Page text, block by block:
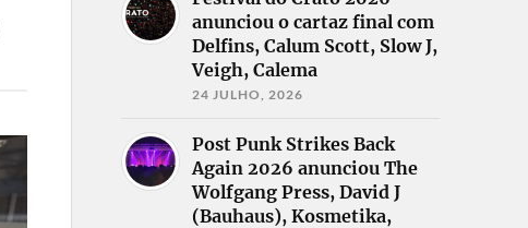
anunciou o cartaz final com
Delfins, Calum Scott, Slow J,
Veigh, Calema
24 JULHO, 2026
Post Punk Strikes Back
Again 2026 anunciou The
Wolfgang Press, David J
(Bauhaus), Kosmetika,